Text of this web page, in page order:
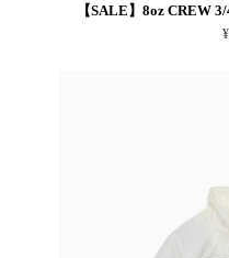
【SALE】8oz CREW